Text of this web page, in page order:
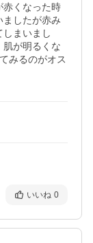
赤くなった時
ましたが赤み
まいまし
肌が明るくな
みるのがオス
いいね 0